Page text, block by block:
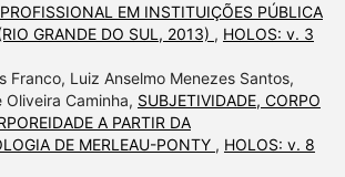
EM INSTITUIÇÕES PÚBLICA
GRANDE DO SUL, 2013) , HOLOS: v. 3
Franco, Luiz Anselmo Menezes Santos,
Caminha, SUBJETIVIDADE, CORPO
A PARTIR DA
DE MERLEAU-PONTY , HOLOS: v. 8